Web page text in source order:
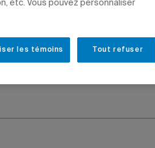
etc. Vous pouvez personnaliser
Tout refuser
les témoins